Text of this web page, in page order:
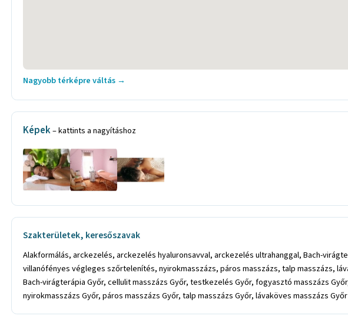
Nagyobb térképre váltás →
Képek– kattints a nagyításhoz
Szakterületek, keresőszavak
Alakformálás, arckezelés, arckezelés hyaluronsavval, arckezelés ultrahanggal, Bach-
villanófényes végleges szőrtelenítés, nyirokmasszázs, páros masszázs, talp masszázs,
Bach-virágterápia Győr, cellulit masszázs Győr, testkezelés Győr, fogyasztó masszázs
nyirokmasszázs Győr, páros masszázs Győr, talp masszázs Győr, lávaköves masszázs Győr